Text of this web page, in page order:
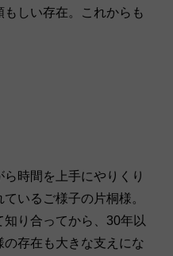
しい存在。これからも
時間を上手にやりくり
いるご様子の片桐様。
り合ってから、30年以
の存在も大きな支えにな